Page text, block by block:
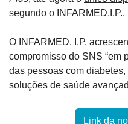
segundo o INFARMED,I.P..
O INFARMED, I.P.
compromisso do SNS “em
das pessoas com
soluções de saúde
Link da